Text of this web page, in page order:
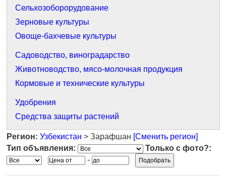
Сельхозоборорудование
Зерновые культуры
Овоще-бахчевые культуры
Садоводство, виноградарство
Животноводство, мясо-молочная продукция
Кормовые и технические культуры
Удобрения
Средства защиты растений
Регион: Узбекистан > Зарафшан [Сменить регион]
Тип объявления:
Только с фото?:
-